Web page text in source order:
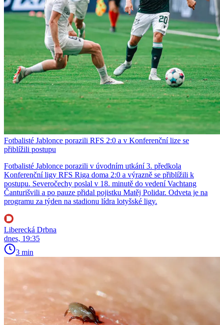
Fotbalisté Jablonce porazili RFS 2:0 a v Konferenční lize se
přiblížili postupu
Fotbalisté Jablonce porazili v úvodním utkání 3. předkola
Konferenční ligy RFS Riga doma 2:0 a výrazně se přiblížili k
postupu. Severočechy poslal v 18. minutě do vedení Vachtang
Čanturišvili a po pauze přidal pojistku Matěj Polidar. Odveta je na
programu za týden na stadionu lídra lotyšské ligy.
Liberecká Drbna
dnes, 19:35
3 min